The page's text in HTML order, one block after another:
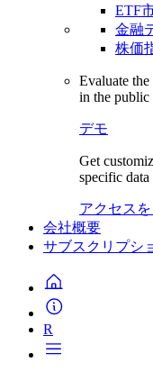
ETF
金融
株価
Evaluate
in the public
デモ
Get
specific data
アクセス
会社概要
サブスクリプシ
R